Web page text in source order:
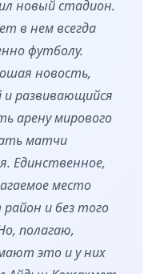
новый стадион.
в нем всегда
футболу.
новость,
и развивающийся
арену мирового
матчи
Единственное,
место
и без того
полагаю,
это и у них